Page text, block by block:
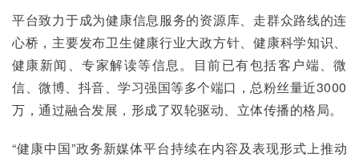
平台致力于成为健康信息服务的资源库、走群众路线的连
心桥，主要发布卫生健康行业大政方针、健康科学知识、
健康新闻、专家解读等信息。目前已有包括客户端、微
信、微博、抖音、学习强国等多个端口，总粉丝量近3000
万，通过融合发展，形成了双轮驱动、立体传播的格局。
“健康中国”政务新媒体平台持续在内容及表现形式上推动